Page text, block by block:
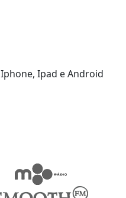
Ipad e Android